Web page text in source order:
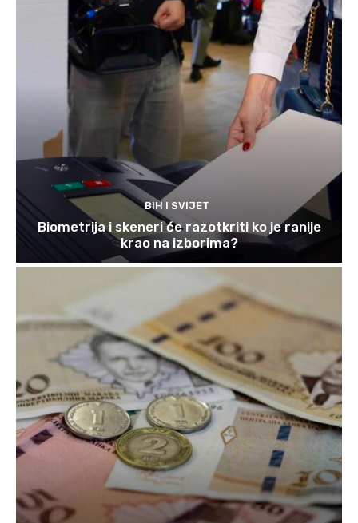
BIH I SVIJET
Biometrija i skeneri će razotkriti ko je ranije
krao na izborima?